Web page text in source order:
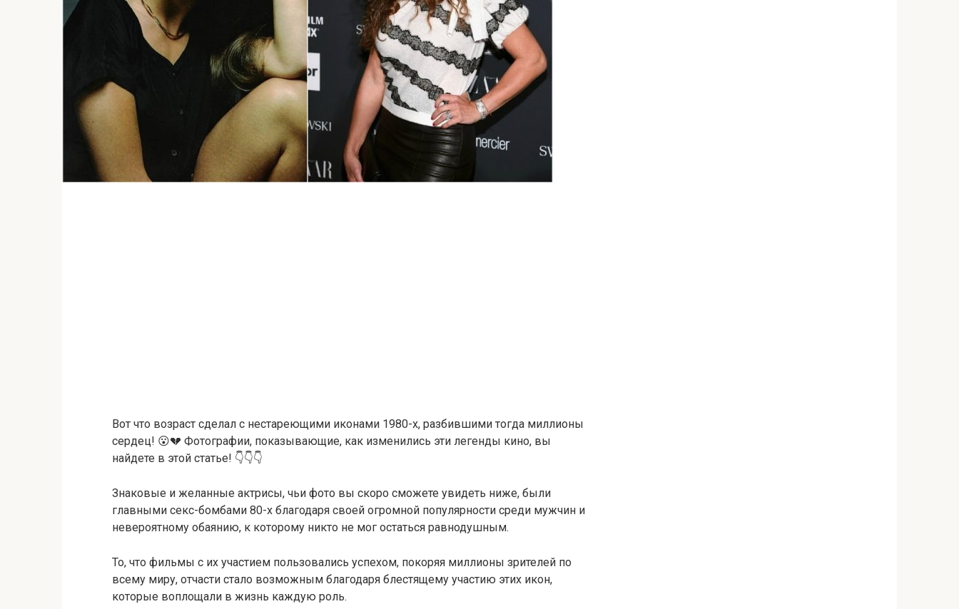
Вот что возраст сделал с нестареющими иконами 1980-х, разбившими тогда миллионы
сердец! 😮💔 Фотографии, показывающие, как изменились эти легенды кино, вы
найдете в этой статье! 👇👇👇
Знаковые и желанные актрисы, чьи фото вы скоро сможете увидеть ниже, были
главными секс-бомбами 80-х благодаря своей огромной популярности среди мужчин и
невероятному обаянию, к которому никто не мог остаться равнодушным.
То, что фильмы с их участием пользовались успехом, покоряя миллионы зрителей по
всему миру, отчасти стало возможным благодаря блестящему участию этих икон,
которые воплощали в жизнь каждую роль.